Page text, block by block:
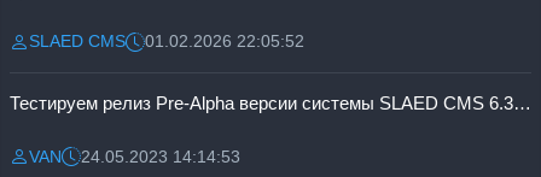
Разместил:
SLAED CMSДата:01.02.2026 22:05:52
Тестируем релиз Pre-Alpha версии системы SLAED CMS 6.3 Pro
Разместил:
VANДата:24.05.2023 14:14:53